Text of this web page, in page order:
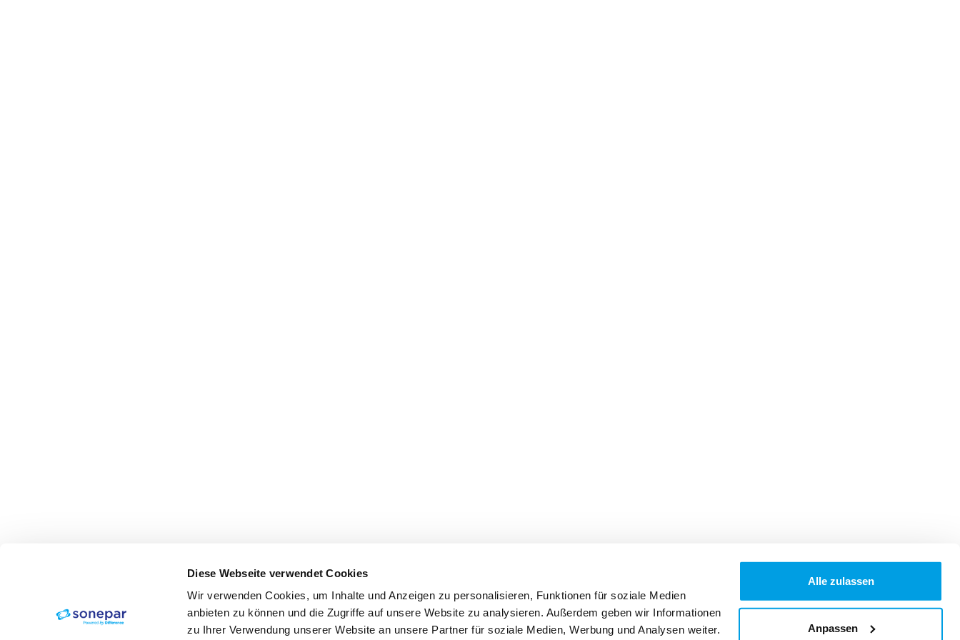
Diese Webseite verwendet Cookies
Wir verwenden Cookies, um Inhalte und Anzeigen zu personalisieren, Funktionen für soziale Medien
anbieten zu können und die Zugriffe auf unsere Website zu analysieren. Außerdem geben wir Informationen
zu Ihrer Verwendung unserer Website an unsere Partner für soziale Medien, Werbung und Analysen weiter.
Alle zulassen
Anpassen